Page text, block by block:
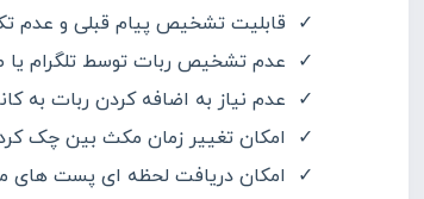
قابلیت تشخیص پیام قبلی و عدم
عدم تشخیص ربات توسط تلگرام یا
عدم نیاز به اضافه کردن ربات به
امکان تغییر زمان مکث بین چک
امکان دریافت لحظه ای پست های